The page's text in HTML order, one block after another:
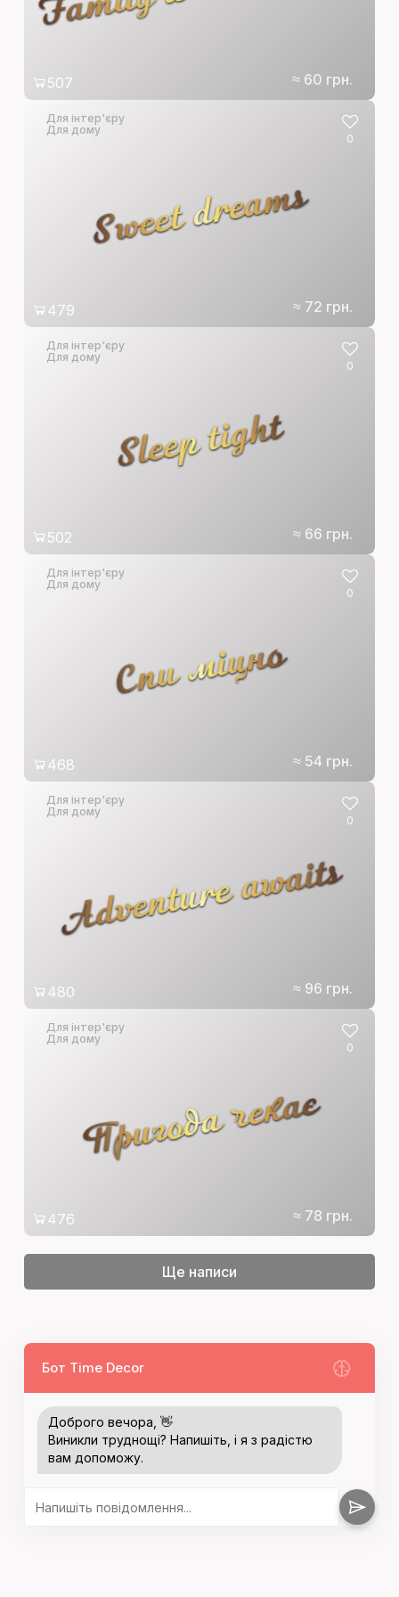
≈ 60 грн.
507
Sweet dreams
Для інтер'єру
Для дому
≈ 72 грн.
0
479
Sleep tight
Для інтер'єру
Для дому
≈ 66 грн.
0
502
Спи міцно
Для інтер'єру
Для дому
≈ 54 грн.
0
468
Adventure awaits
Для інтер'єру
Для дому
≈ 96 грн.
0
480
Пригода чекає
Для інтер'єру
Для дому
≈ 78 грн.
0
476
Ще написи
Бот Time Decor
Доброго вечора, 👋
Виникли труднощі? Напишіть, і я з радістю
вам допоможу.